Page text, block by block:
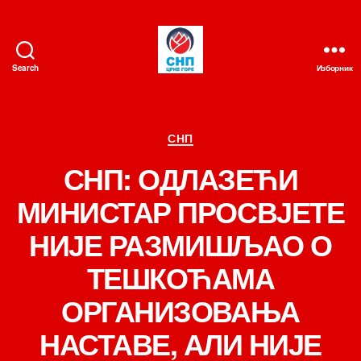
Search Изборник
Категорије
СНП
СНП: ОДЛАЗЕЋИ
МИНИСТАР ПРОСВЈЕТЕ
НИЈЕ РАЗМИШЉАО О
ТЕШКОЋАМА
ОРГАНИЗОВАЊА
НАСТАВЕ, АЛИ НИЈЕ